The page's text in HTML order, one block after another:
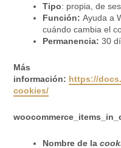
Tipo: propia, de
Función: Ayuda a
cuándo cambia el
Permanencia: 30
Más
información: https://
cookies/
Nombre de la